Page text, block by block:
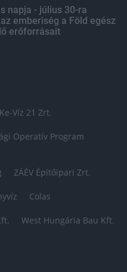
napja - július 30-ra
emberiség a Föld egész
erőforrásait
Ke-Víz 21 Zrt.
Operatív Program
ZÁÉV Építőipari Zrt.
Colas
West Hungária Bau Kft.